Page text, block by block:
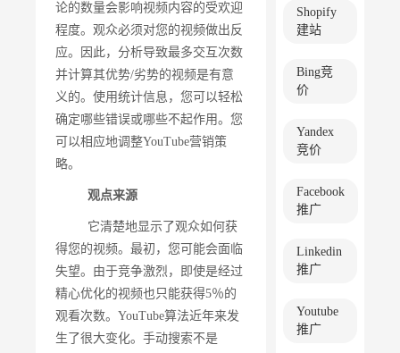
论的数量会影响视频内容的受欢迎
程度。观众必须对您的视频做出反
应。因此，分析导致最多交互次数
并计算其优势/劣势的视频是有意
义的。使用统计信息，您可以轻松
确定哪些错误或哪些不起作用。您
可以相应地调整YouTube营销策
略。
观点来源
它清楚地显示了观众如何获
得您的视频。最初，您可能会面临
失望。由于竞争激烈，即使是经过
精心优化的视频也只能获得5％的
观看次数。YouTube算法近年来发
生了很大变化。手动搜索不是
Shopify
建站
Bing竞
价
Yandex
竞价
Facebook
推广
Linkedin
推广
Youtube
推广